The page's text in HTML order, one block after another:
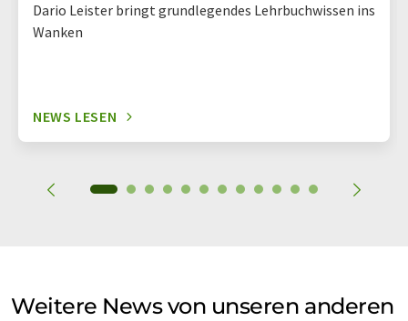
Dario Leister bringt grundlegendes Lehrbuchwissen ins
Wanken
NEWS LESEN
Weitere News von unseren anderen